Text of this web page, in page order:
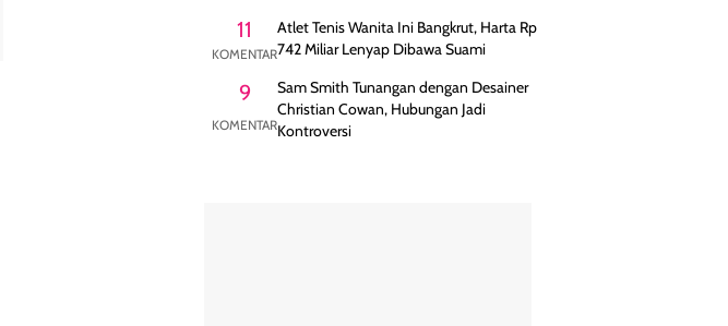
11
KOMENTAR
Atlet Tenis Wanita Ini Bangkrut, Harta Rp
742 Miliar Lenyap Dibawa Suami
9
KOMENTAR
Sam Smith Tunangan dengan Desainer
Christian Cowan, Hubungan Jadi
Kontroversi